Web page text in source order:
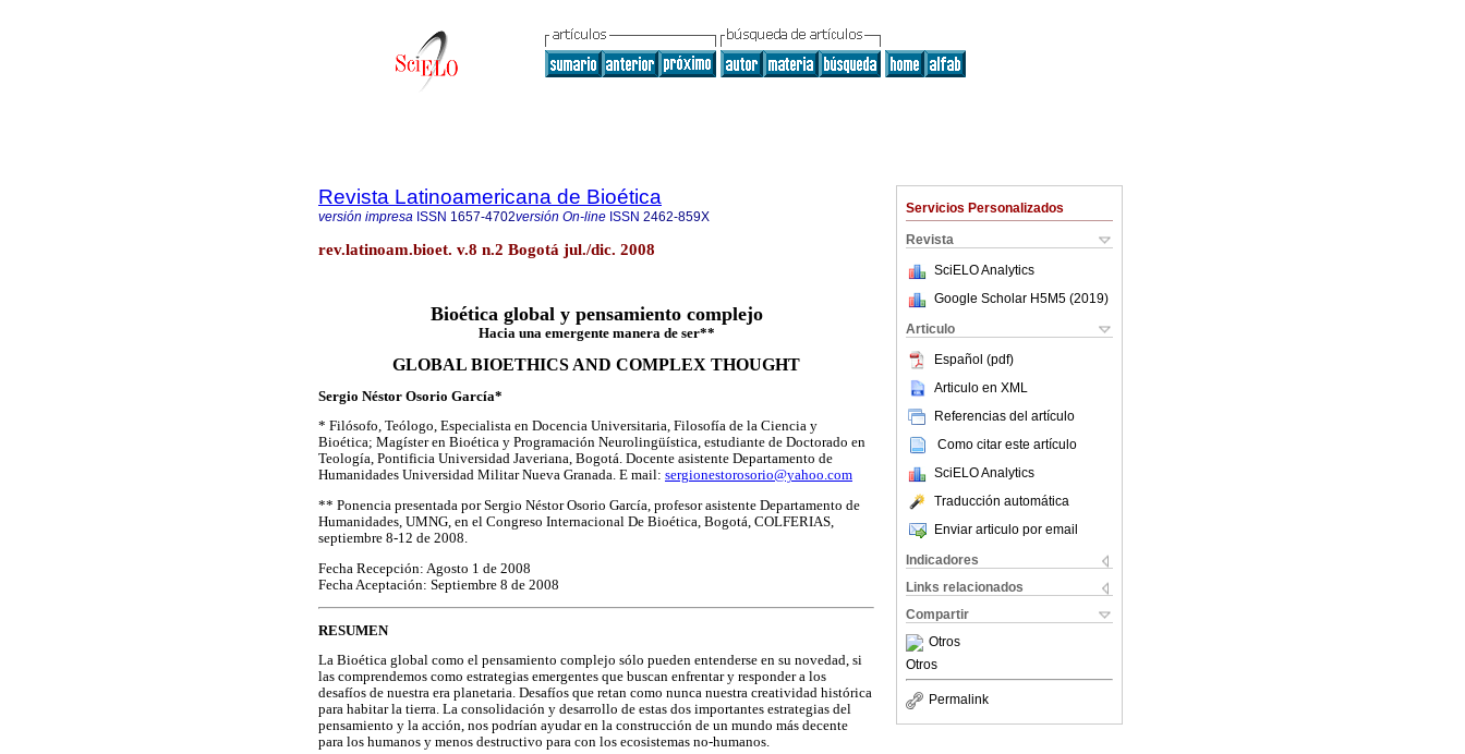
Servicios Personalizados
Revista
SciELO Analytics
Google Scholar H5M5 (2019)
Articulo
Español (pdf)
Articulo en XML
Referencias del artículo
Como citar este artículo
SciELO Analytics
Traducción automática
Enviar articulo por email
Indicadores
Links relacionados
Compartir
Otros
Otros
Permalink
Revista Latinoamericana de Bioética
versión impresa ISSN 1657-4702versión On-line ISSN 2462-859X
rev.latinoam.bioet. v.8 n.2 Bogotá jul./dic. 2008
Bioética global y pensamiento complejo
Hacia una emergente manera de ser**
GLOBAL BIOETHICS AND COMPLEX THOUGHT
Sergio Néstor Osorio García*
* Filósofo, Teólogo, Especialista en Docencia Universitaria, Filosofía de la Ciencia y
Bioética; Magíster en Bioética y Programación Neurolingüística, estudiante de Doctorado en
Teología, Pontificia Universidad Javeriana, Bogotá. Docente asistente Departamento de
Humanidades Universidad Militar Nueva Granada. E mail: sergionestorosorio@yahoo.com
** Ponencia presentada por Sergio Néstor Osorio García, profesor asistente Departamento de
Humanidades, UMNG, en el Congreso Internacional De Bioética, Bogotá, COLFERIAS,
septiembre 8-12 de 2008.
Fecha Recepción: Agosto 1 de 2008
Fecha Aceptación: Septiembre 8 de 2008
RESUMEN
La Bioética global como el pensamiento complejo sólo pueden entenderse en su novedad, si
las comprendemos como estrategias emergentes que buscan enfrentar y responder a los
desafíos de nuestra era planetaria. Desafíos que retan como nunca nuestra creatividad histórica
para habitar la tierra. La consolidación y desarrollo de estas dos importantes estrategias del
pensamiento y la acción, nos podrían ayudar en la construcción de un mundo más decente
para los humanos y menos destructivo para con los ecosistemas no-humanos.